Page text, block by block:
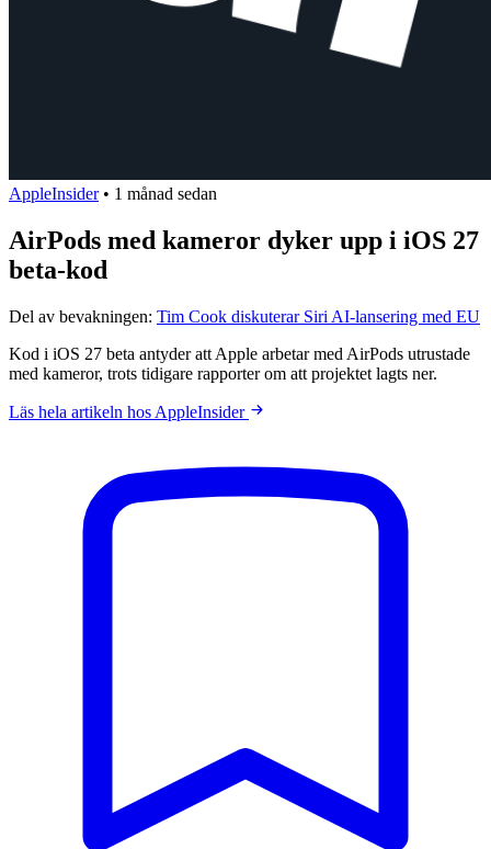
AppleInsider • 1 månad sedan
AirPods med kameror dyker upp i iOS 27
beta-kod
Del av bevakningen: Tim Cook diskuterar Siri AI-lansering med EU
Kod i iOS 27 beta antyder att Apple arbetar med AirPods utrustade
med kameror, trots tidigare rapporter om att projektet lagts ner.
Läs hela artikeln hos AppleInsider